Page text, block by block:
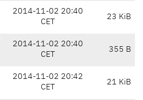
2014-11-02 20:40
CET
23 KiB
2014-11-02 20:40
CET
355 B
2014-11-02 20:42
CET
21 KiB